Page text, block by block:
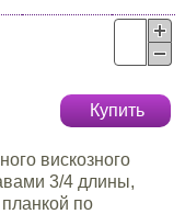
Купить
вискозного
3/4 длины,
по